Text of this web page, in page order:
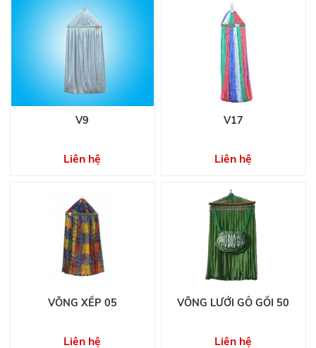
V9
Liên hệ
V17
Liên hệ
VÕNG XẾP 05
Liên hệ
VÕNG LƯỚI GỖ GỐI 50
Liên hệ